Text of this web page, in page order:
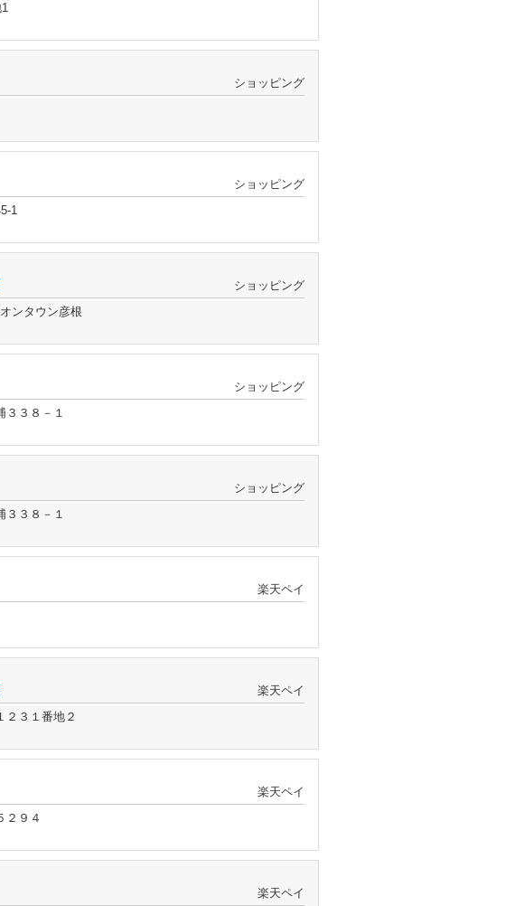
ショッピング
ショッピング
1
ショッピング
ンタウン彦根
ショッピング
３３８－１
ショッピング
３３８－１
楽天ペイ
楽天ペイ
２３１番地２
楽天ペイ
２９４
楽天ペイ